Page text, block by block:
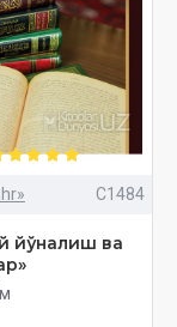
C1484
йўналиш ва